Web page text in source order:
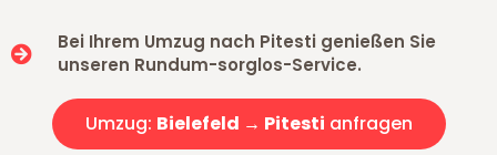
Bei Ihrem Umzug nach Pitesti genießen Sie
unseren Rundum-sorglos-Service.
Umzug: Bielefeld → Pitesti anfragen